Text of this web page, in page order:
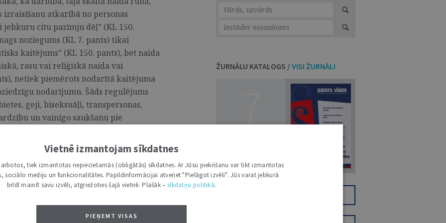
izraisīšanu atkarībā no personas
citu pazīmju dēļ” (KL 150.
noziegums (KL 7. pants) tikai
kaitējums” (KL 150. pants), bet naida
rasu vai reliģiskā naida vai
netiek piemērots nodarītā kaitējuma
nodarījumu. Šāds regulējums
geji, biseksuāļi, transpersonas,
un vainīgo saukšanu pie
proti #LaiksLasīt
pat zvērinātas advokātes, var
ŽURNĀLU KATALOGS / VISI ŽURNĀLI
7
NR 7 (1425)
Vietnē izmantojam sīkdatnes
tiek izmantotas nepieciešamās (obligātās) sīkdatnes. Ar Jūsu piekrišanu var tikt izmantotas
sociālo mediju un funkcionalitātes. Papildinformācijai atveriet "Pielāgot izvēli". Jūs varat jebkurā
brīdī mainīt savu izvēli, atgriežoties šajā vietnē. Plašāk – sīkdatņu politikā.
PIEŅEMT VISAS